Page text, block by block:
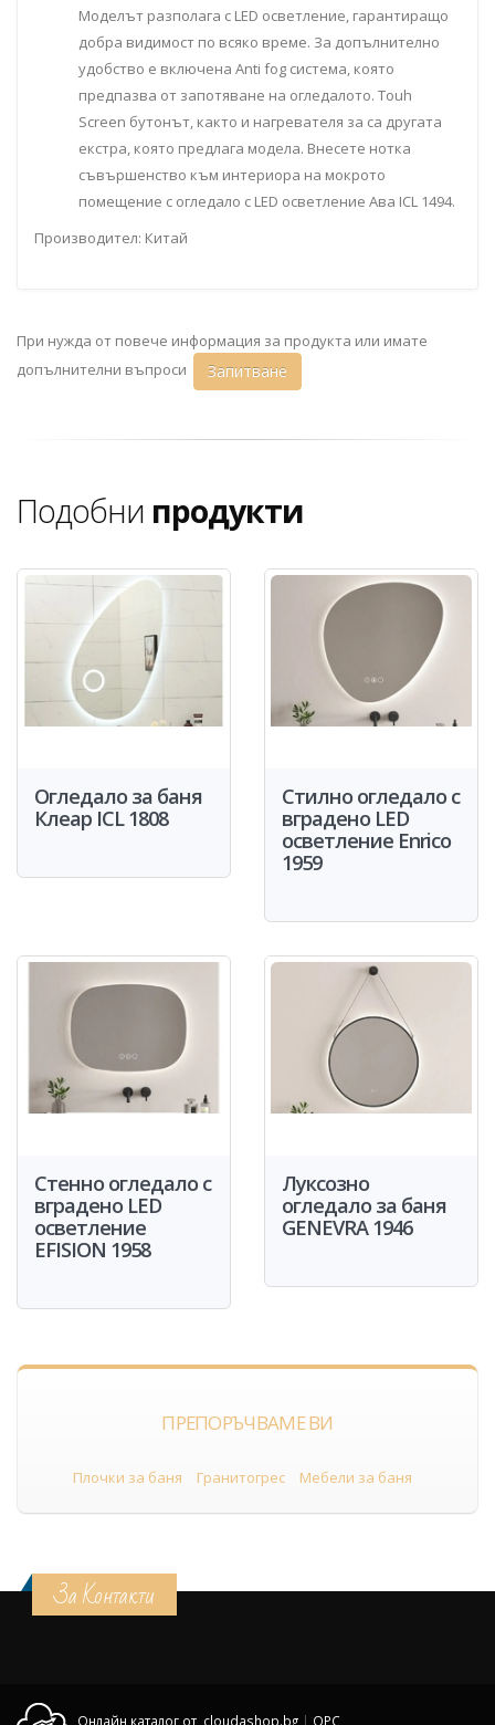
Моделът разполага с LED осветление, гарантиращо
добра видимост по всяко време. За допълнително
удобство е включена Anti fog система, която
предпазва от запотяване на огледалото. Touh
Screen бутонът, както и нагревателя за са другата
екстра, която предлага модела. Внесете нотка
съвършенство към интериора на мокрото
помещение с огледало с LED осветление Ава ICL 1494.
Производител: Китай
При нужда от повече информация за продукта или имате
допълнителни въпроси
Запитване
Подобни продукти
Огледало за баня
Клеар ICL 1808
Стилно огледало с
вградено LED
осветление Enrico
1959
Стенно огледало с
вградено LED
осветление
EFISION 1958
Луксозно
огледало за баня
GENEVRA 1946
ПРЕПОРЪЧВАМЕ ВИ
Плочки за баня Гранитогрес Мебели за баня
За Контакти
Онлайн каталог от cloudashop.bg | OPC